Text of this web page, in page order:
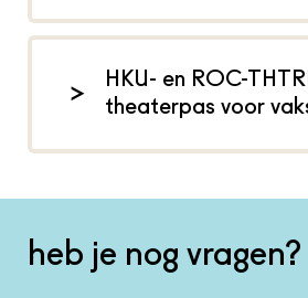
HKU- en ROC-
theaterpas voor
heb je nog vragen?